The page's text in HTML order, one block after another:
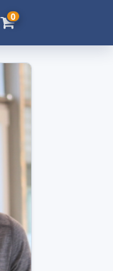
0